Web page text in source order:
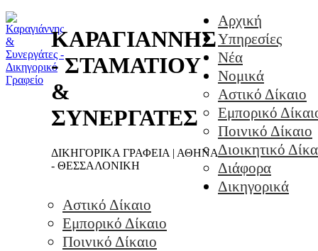
ΚΑΡΑΓΙΑΝΝΗΣ
- ΣΤΑΜΑΤΙΟΥ
&
ΣΥΝΕΡΓΑΤΕΣ
ΔΙΚΗΓΟΡΙΚΑ ΓΡΑΦΕΙΑ | ΑΘΗΝΑ
- ΘΕΣΣΑΛΟΝΙΚΗ
Αρχική
Υπηρεσίες
Νέα
Νομικά
Αστικό Δίκαιο
Εμπορικό
Ποινικό Δίκαιο
Διοικητικό
Διάφορα
Δικηγορικά
Αστικό Δίκαιο
Εμπορικό Δίκαιο
Ποινικό Δίκαιο